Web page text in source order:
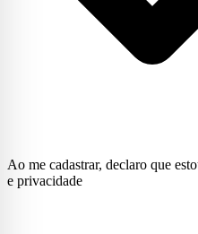
Ao me cadastrar, declaro que
e privacidade